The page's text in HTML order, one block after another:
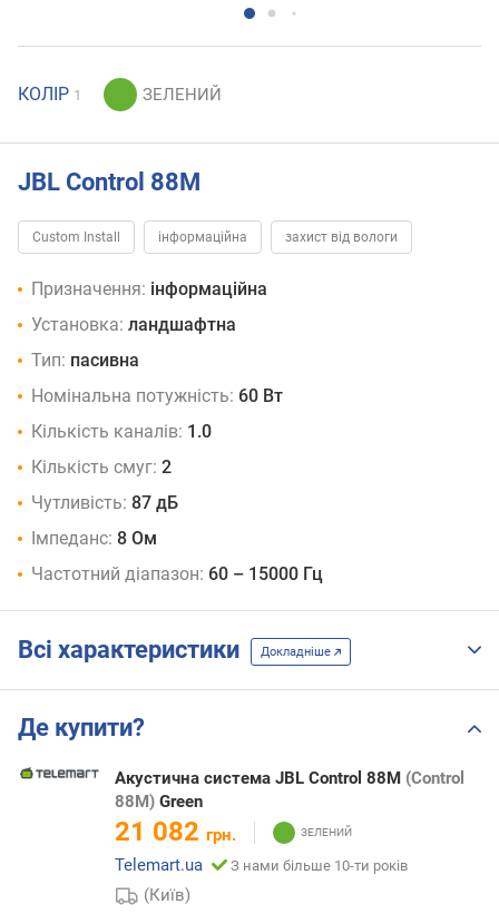
КОЛІР 1
JBL Control 88M
Custom Install інформаційна захист від вологи
Призначення: інформаційна
Установка: ландшафтна
Тип: пасивна
Номінальна потужність: 60 Вт
Кількість каналів: 1.0
Кількість смуг: 2
Чутливість: 87 дБ
Імпеданс: 8 Ом
Частотний діапазон: 60 – 15000 Гц
Всі характеристики Докладніше
Де купити?
Акустична система JBL Control 88M (Control
88M) Green
21 082 грн.
Telemart.ua
З нами більше 10-ти років
(Київ)